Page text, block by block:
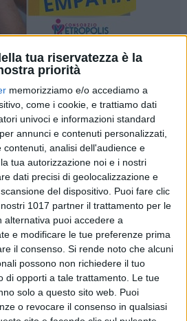
tua riservatezza è la
priorità
memorizziamo e/o accediamo a
come i cookie, e trattiamo dati
univoci e informazioni standard
annunci e contenuti personalizzati,
contenuti, analisi dell'audience e
tua autorizzazione noi e i nostri
dati precisi di geolocalizzazione e
del dispositivo. Puoi fare clic
1017 partner il trattamento per le
alternativa puoi accedere a
e modificare le tue preferenze prima
il consenso. Si rende noto che alcuni
possono non richiedere il tuo
di opporti a tale trattamento. Le tue
solo a questo sito web. Puoi
o revocare il consenso in qualsiasi
le feste conseguenti a cerimonie
matrimoni.
delle cerimonie in
del Ministero della Salute
da Assoeventi -
in particolare:
tavoli